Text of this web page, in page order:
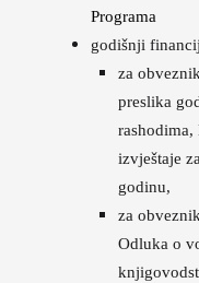
Programa
godišnji
za
preslika
izvještaje
godinu,
za
Odluka o